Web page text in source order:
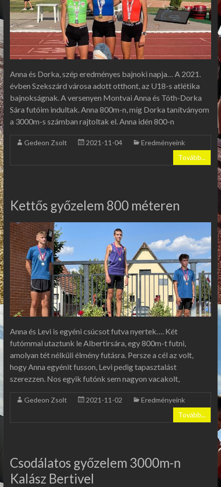
Anna és Dorka, szép eredményes bajnoki napja… A 2021.
évben Szekszárd városa adott otthont, az U18-s atlétika
bajnokságnak. A versenyen Montvai Anna és Tóth-Dorka
Sára futóim indultak. Anna 800m-n, míg Dorka tanítványom
a 3000m-s számban rajtoltak el. Anna idén 800-n
Gedeon Zsolt 2021-11-04
Eredményeink
Tovább...
Kettős győzelem 800 méteren
Anna és Levi is egyéni csúcsot futva nyertek…. Két
futómmal utaztunk le Albertirsára, egy 800m-t futni,
amolyan tét nélküli élmény futásra. Persze a cél az volt,
hogy Anna egyénit fusson, Levi pedig tapasztalást
szerezzen. Nos egyik futónk sem nagyon vacakolt,
Gedeon Zsolt 2021-11-02
Eredményeink
Tovább...
Csodálatos győzelem 3000m-n
Kalász Bertivel